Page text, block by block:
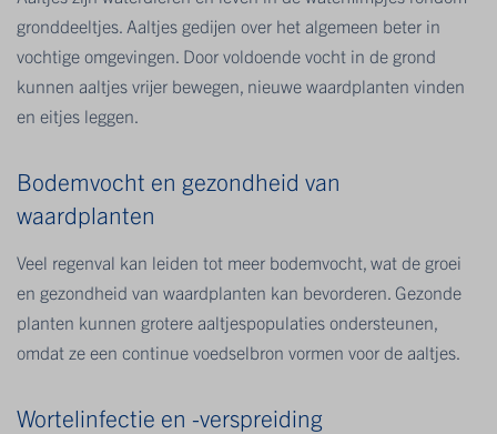
gronddeeltjes. Aaltjes gedijen over het algemeen beter in
vochtige omgevingen. Door voldoende vocht in de grond
kunnen aaltjes vrijer bewegen, nieuwe waardplanten vinden
en eitjes leggen.
Bodemvocht en gezondheid van
waardplanten
Veel regenval kan leiden tot meer bodemvocht, wat de groei
en gezondheid van waardplanten kan bevorderen. Gezonde
planten kunnen grotere aaltjespopulaties ondersteunen,
omdat ze een continue voedselbron vormen voor de aaltjes.
Wortelinfectie en -verspreiding